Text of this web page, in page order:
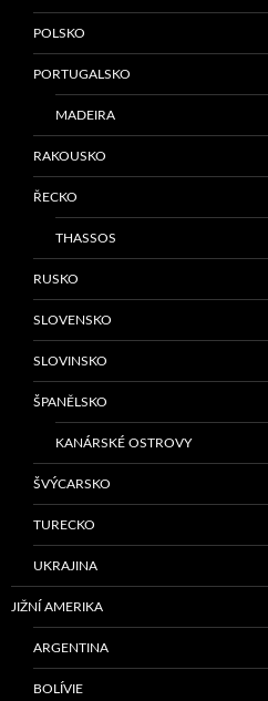
POLSKO
PORTUGALSKO
MADEIRA
RAKOUSKO
ŘECKO
THASSOS
RUSKO
SLOVENSKO
SLOVINSKO
ŠPANĚLSKO
KANÁRSKÉ OSTROVY
ŠVÝCARSKO
TURECKO
UKRAJINA
JIŽNÍ AMERIKA
ARGENTINA
BOLÍVIE